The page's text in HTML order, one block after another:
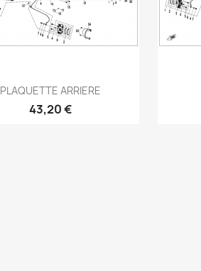
PLAQUETTE ARRIERE
43,20 €
Aperçu rapide